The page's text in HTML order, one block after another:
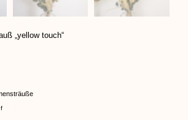
„yellow touch“